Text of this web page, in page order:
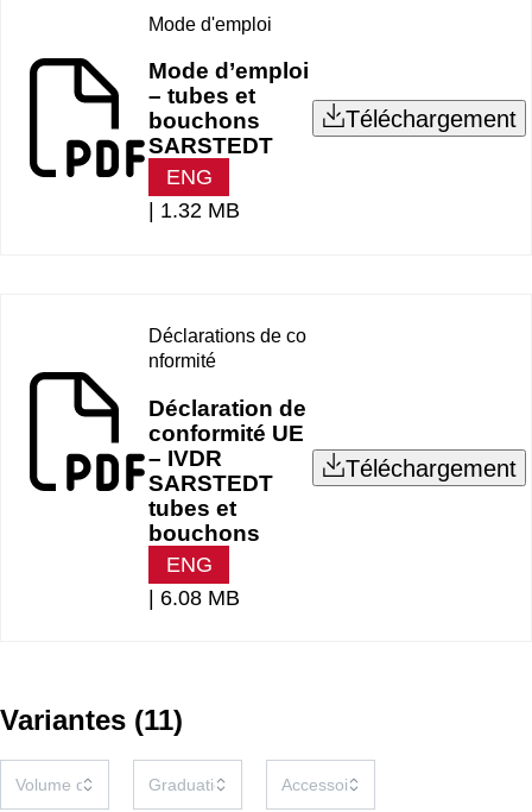
Mode d'emploi
Mode d’emploi
– tubes et
bouchons
SARSTEDT
ENG
1.32 MB
Téléchargement
Déclarations de co
nformité
Déclaration de
conformité UE
– IVDR
SARSTEDT
tubes et
bouchons
ENG
6.08 MB
Téléchargement
Variantes (11)